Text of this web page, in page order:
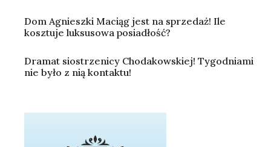
Dom Agnieszki Maciąg jest na sprzedaż! Ile
kosztuje luksusowa posiadłość?
Dramat siostrzenicy Chodakowskiej! Tygodniami
nie było z nią kontaktu!